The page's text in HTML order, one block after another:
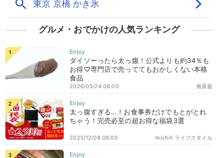
グルメ・おでかけの人気ランキング
ダイソーったら太っ腹！公式よりも約34％も
お得♡専門店で売っててもおかしくない本格
食品
海原藍
2026/03/24 08:00
太っ腹すぎる…！お食事券だけでもとがとれ
ちゃう！完売必至の超お得な福袋3選
michill ライフスタイル
2025/12/08 08:00